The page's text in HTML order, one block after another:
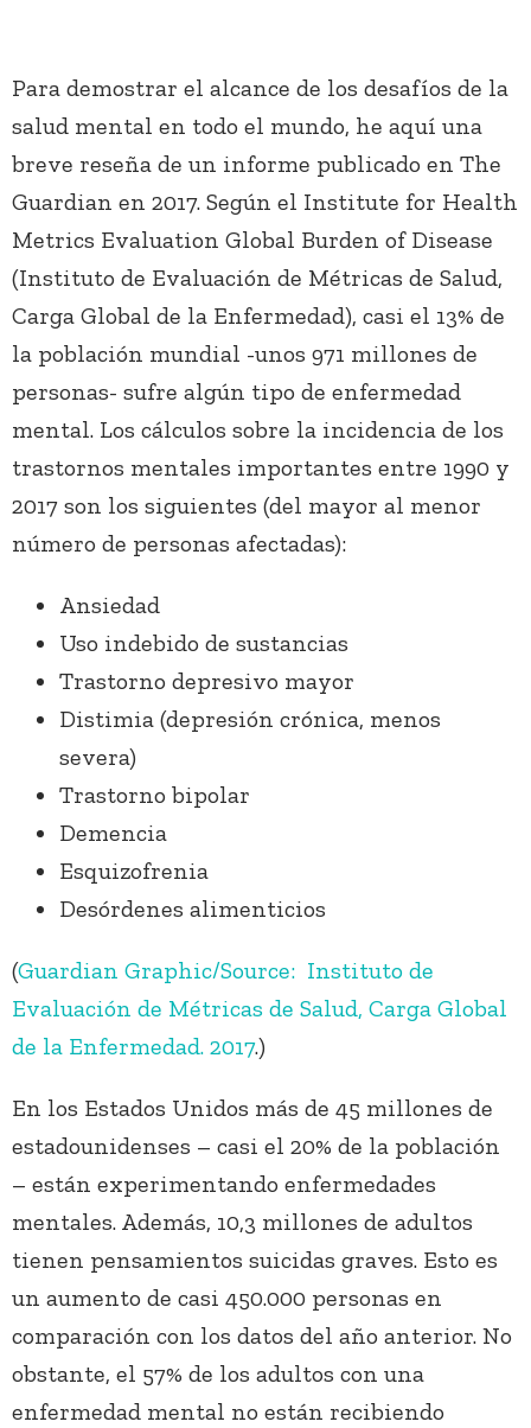
Para demostrar el alcance de los desafíos de la
salud mental en todo el mundo, he aquí una
breve reseña de un informe publicado en The
Guardian en 2017. Según el Institute for Health
Metrics Evaluation Global Burden of Disease
(Instituto de Evaluación de Métricas de Salud,
Carga Global de la Enfermedad), casi el 13% de
la población mundial -unos 971 millones de
personas- sufre algún tipo de enfermedad
mental. Los cálculos sobre la incidencia de los
trastornos mentales importantes entre 1990 y
2017 son los siguientes (del mayor al menor
número de personas afectadas):
Ansiedad
Uso indebido de sustancias
Trastorno depresivo mayor
Distimia (depresión crónica, menos
severa)
Trastorno bipolar
Demencia
Esquizofrenia
Desórdenes alimenticios
(Guardian Graphic/Source: Instituto de
Evaluación de Métricas de Salud, Carga Global
de la Enfermedad. 2017.)
En los Estados Unidos más de 45 millones de
estadounidenses – casi el 20% de la población
– están experimentando enfermedades
mentales. Además, 10,3 millones de adultos
tienen pensamientos suicidas graves. Esto es
un aumento de casi 450.000 personas en
comparación con los datos del año anterior. No
obstante, el 57% de los adultos con una
enfermedad mental no están recibiendo